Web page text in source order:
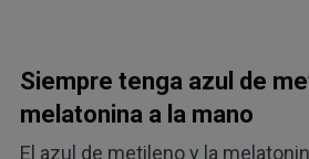
Siempre tenga azul de
melatonina a la mano
El azul de metileno y la